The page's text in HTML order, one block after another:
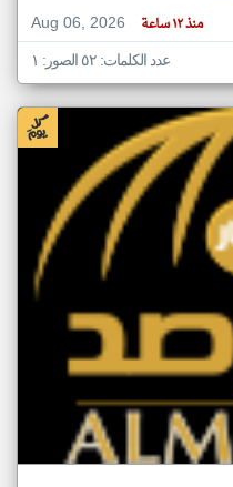
Aug 06, 2026
منذ ١٢ ساعة
عدد الكلمات: ٥٢ الصور: ١